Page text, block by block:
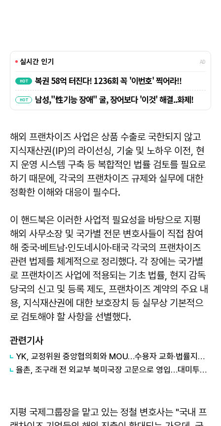
해외 프랜차이즈 사업은 상품 수출로 국한되지 않고
지식재산권(IP)의 라이선싱, 기술 및 노하우 이전, 현
지 운영 시스템 구축 등 복합적인 법률 검토를 필요로
하기 때문에, 각국의 프랜차이즈 규제와 실무에 대한
정확한 이해와 대응이 필수다.
이 핸드북은 이러한 사업적 필요성을 바탕으로 지평
해외 사무소장 및 국가별 전문 변호사들이 직접 참여
해 중국·베트남·인도네시아·태국 각국의 프랜차이즈
관련 법제를 체계적으로 정리했다. 각 장에는 국가별
로 프랜차이즈 사업에 적용되는 기초 법률, 현지 감독
당국의 신고 및 등록 제도, 프랜차이즈 계약의 주요 내
용, 지식재산권에 대한 보호장치 등 실무상 기본적으
로 검토해야 할 사항을 선별했다.
관련기사
YK, 교정위원 중앙협의회와 MOU…수용자 교화·법률지원 협력
율촌, 조구래 전 외교부 북미국장 고문으로 영입…대미투자 대응 역량 강화
지평 국제그룹장을 맡고 있는 정철 변호사는 "국내 프